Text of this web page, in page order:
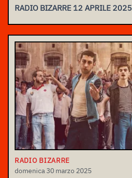
RADIO BIZARRE 12 APRILE 2025
RADIO BIZARRE
domenica 30 marzo 2025